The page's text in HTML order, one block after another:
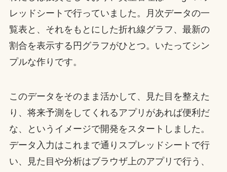
レッドシートで行っていました。月次データの一
覧表と、それをもとにした折れ線グラフ、最新の
割合を表示する円グラフがひとつ。いたってシン
プルな作りです。
このデータをそのまま活かして、見た目を整えた
り、将来予測をしてくれるアプリがあれば便利だ
な、というイメージで開発をスタートしました。
データ入力はこれまで通りスプレッドシートで行
い、見た目や分析はブラウザ上のアプリで行う、